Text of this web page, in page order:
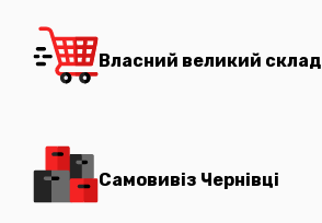
Власний великий склад
Самовивіз Чернівці